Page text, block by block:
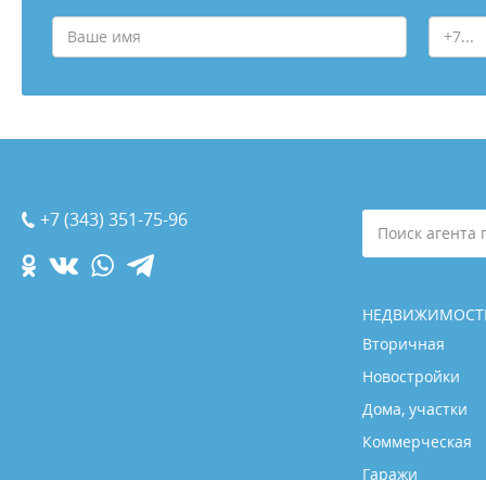
+7 (343) 351-75-96
Поиск
Вторичная
Новостройки
Дома, участки
Коммерческая
Гаражи